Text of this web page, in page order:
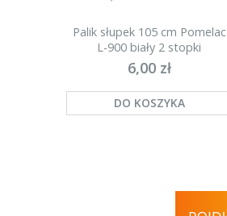
Palik słupek 105 cm Pomelac
L-900 biały 2 stopki
(najmocniejszy)
6,00 zł
DO KOSZYKA